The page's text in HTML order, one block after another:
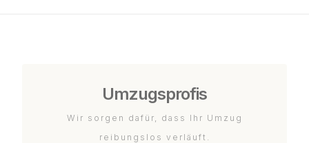
Umzugsprofis
Wir sorgen dafür, dass Ihr Umzug
reibungslos verläuft.